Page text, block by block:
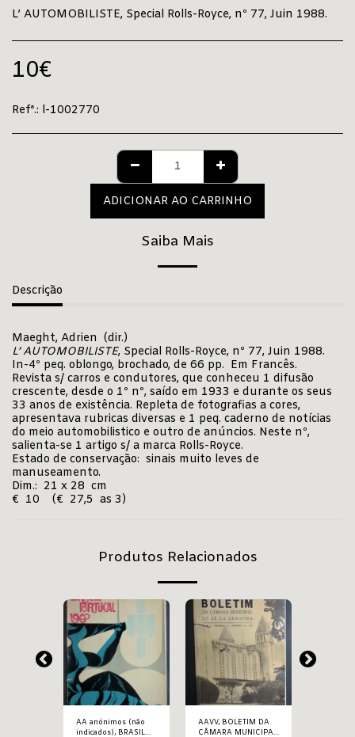
L’ AUTOMOBILISTE, Special Rolls-Royce, nº 77, Juin 1988.
10€
Refª.: l-1002770
ADICIONAR AO CARRINHO
Saiba Mais
Descrição
Maeght, Adrien (dir.)
L’ AUTOMOBILISTE, Special Rolls-Royce, nº 77, Juin 1988.
In-4º peq. oblongo, brochado, de 66 pp. Em Francês.
Revista s/ carros e condutores, que conheceu 1 difusão
crescente, desde o 1º nº, saído em 1933 e durante os seus
33 anos de existência. Repleta de fotografias a cores,
apresentava rubricas diversas e 1 peq. caderno de notícias
do meio automobilistico e outro de anúncios. Neste nº,
salienta-se 1 artigo s/ a marca Rolls-Royce.
Estado de conservação: sinais muito leves de
manuseamento.
Dim.: 21 x 28 cm
€ 10 (€ 27,5 as 3)
Produtos Relacionados
AA anónimos (não
indicados), BRASIL
AAVV, BOLETIM DA
CÂMARA MUNICIPAL